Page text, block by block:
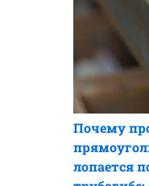
Почему
лопается